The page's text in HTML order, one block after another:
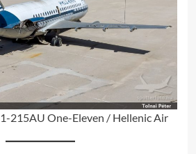
215AU One-Eleven / Hellenic Air